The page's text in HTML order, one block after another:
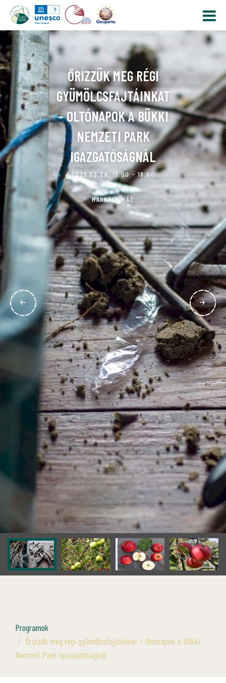
ŐRIZZÜK MEG RÉGI
GYÜMÖLCSFAJTÁINKAT
– OLTÓNAPOK A BÜKKI
NEMZETI PARK
IGAZGATÓSÁGNÁL
2025.03.29. 15:00 - 18:00
HARKÁLY HÁZ
Programok
Őrizzük meg régi gyümölcsfajtáinkat – Oltónapok a Bükki
Nemzeti Park Igazgatóságnál